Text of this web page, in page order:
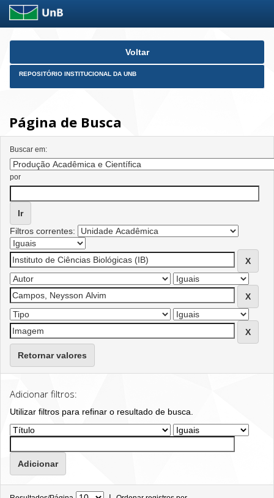
Skip
Voltar
REPOSITÓRIO INSTITUCIONAL DA UNB
Página de Busca
Buscar em:
por
Filtros correntes:
Retornar valores
Adicionar filtros:
Utilizar filtros para refinar o resultado de busca.